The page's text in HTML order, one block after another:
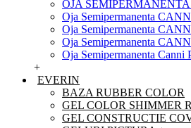
OJA
Oja Semipermanenta
Oja Semipermanenta
Oja Semipermanenta
Oja Semipermanenta
+
EVERIN
BAZA RUBBER COLOR
GEL COLOR SHIMMER
GEL CONSTRUCTIE